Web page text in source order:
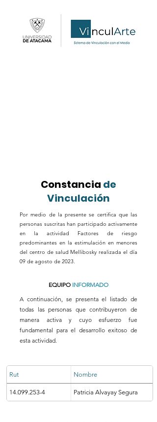
Constancia de
Vinculación
Por medio de la presente se certifica que las
personas suscritas han participado activamente
en la actividad Factores de riesgo
predominantes en la estimulación en menores
del centro de salud Mellibosky realizada el día
09 de agosto de 2023.
EQUIPO INFORMADO
A continuación, se presenta el listado de
todas las personas que contribuyeron de
manera activa y cuyo esfuerzo fue
fundamental para el desarrollo exitoso de
esta actividad.
Rut Nombre
14.099.253-4 Patricia Alvayay Segura